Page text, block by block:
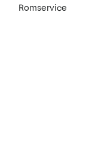
Romservice